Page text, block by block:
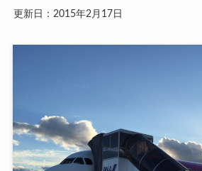
更新日：2015年2月17日